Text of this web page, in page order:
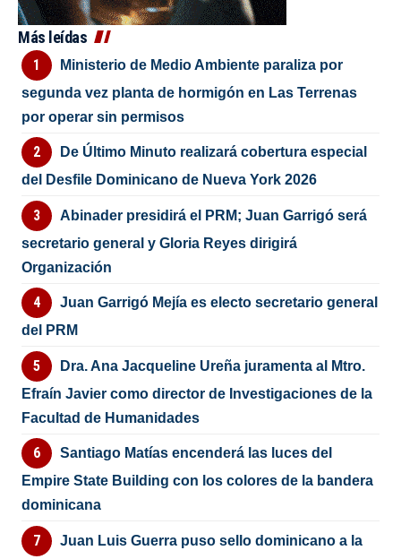
Más leídas
Ministerio de Medio Ambiente paraliza por
segunda vez planta de hormigón en Las Terrenas
por operar sin permisos
De Último Minuto realizará cobertura especial
del Desfile Dominicano de Nueva York 2026
Abinader presidirá el PRM; Juan Garrigó será
secretario general y Gloria Reyes dirigirá
Organización
Juan Garrigó Mejía es electo secretario general
del PRM
Dra. Ana Jacqueline Ureña juramenta al Mtro.
Efraín Javier como director de Investigaciones de la
Facultad de Humanidades
Santiago Matías encenderá las luces del
Empire State Building con los colores de la bandera
dominicana
Juan Luis Guerra puso sello dominicano a la